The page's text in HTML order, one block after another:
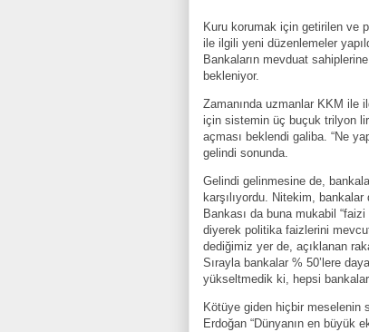
Kuru korumak için getirilen ve
ile ilgili yeni düzenlemeler
Bankaların mevduat
bekleniyor.
Zamanında uzmanlar KKM ile
için sistemin üç buçuk trilyon
açması beklendi galiba. “Ne
gelindi sonunda.
Gelindi gelinmesine de,
karşılıyordu. Nitekim,
Bankası da buna mukabil
diyerek politika faizlerini
dediğimiz yer de, açıklanan
Sırayla bankalar % 50’lere
yükseltmedik ki, hepsi
Kötüye giden hiçbir meselenin
Erdoğan “Dünyanın en büyük